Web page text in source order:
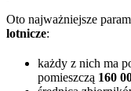
Oto najważniejsze
lotnicze:
każdy z nich ma
pomieszczą 160